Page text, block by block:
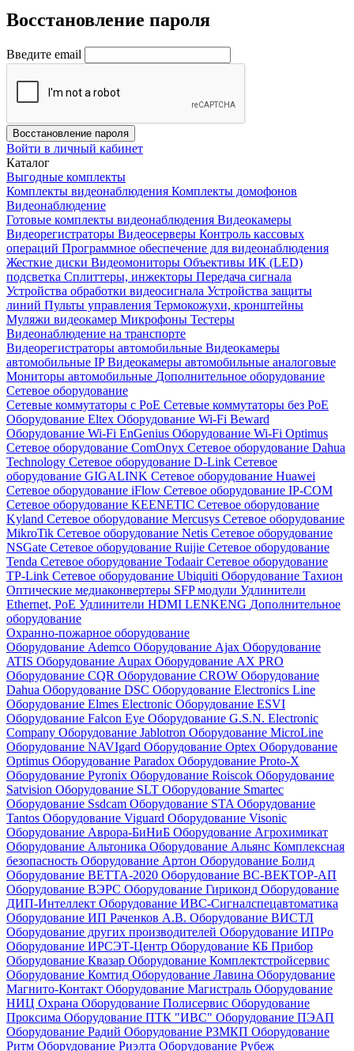
Восстановление пароля
Введите email
Восстановление пароля
Войти в личный кабинет
Каталог
Выгодные комплекты
Комплекты видеонаблюдения Комплекты домофонов
Видеонаблюдение
Готовые комплекты видеонаблюдения Видеокамеры
Видеорегистраторы Видеосерверы Контроль кассовых
операций Программное обеспечение для видеонаблюдения
Жесткие диски Видеомониторы Объективы ИК (LED)
подсветка Сплиттеры, инжекторы Передача сигнала
Устройства обработки видеосигнала Устройства защиты
линий Пульты управления Термокожухи, кронштейны
Муляжи видеокамер Микрофоны Тестеры
Видеонаблюдение на транспорте
Видеорегистраторы автомобильные Видеокамеры
автомобильные IPВидеокамеры автомобильные аналоговые
Мониторы автомобильные Дополнительное оборудование
Сетевое оборудование
Сетевые коммутаторы с РоЕ Сетевые коммутаторы без РоЕ
Оборудование Eltex Оборудование Wi-Fi Beward
Оборудование Wi-Fi EnGenius Оборудование Wi-Fi Optimus
Сетевое оборудование ComOnyx Сетевое оборудование Dahua
Technology Сетевое оборудование D-Link Сетевое
оборудование GIGALINK Сетевое оборудование Huawei
Сетевое оборудование iFlow Сетевое оборудование IP-COM
Сетевое оборудование KEENETIC Сетевое оборудование
Kyland Сетевое оборудование Mercusys Сетевое оборудование
MikroTik Сетевое оборудование Netis Сетевое оборудование
NSGate Сетевое оборудование Ruijie Сетевое оборудование
Tenda Сетевое оборудование TodaairСетевое оборудование
TP-Link Сетевое оборудование Ubiquiti Оборудование Тахион
Оптические медиаконвертеры SFP модули Удлинители
Ethernet, PoE Удлинители HDMI LENKENG Дополнительное
оборудование
Охранно-пожарное оборудование
Оборудование Ademco Оборудование Ajax Оборудование
ATIS Оборудование Aupax Оборудование AX PRO
Оборудование CQR Оборудование CROW Оборудование
Dahua Оборудование DSC Оборудование Electronics Line
Оборудование Elmes Electronic Оборудование ESVI
Оборудование Falcon Eye Оборудование G.S.N. Electronic
Company Оборудование Jablotron Оборудование MicroLine
Оборудование NAVIgard Оборудование Optex Оборудование
Optimus Оборудование Paradox Оборудование Proto-X
Оборудование Pyronix Оборудование Roiscok Оборудование
Satvision Оборудование SLT Оборудование Smartec
Оборудование Ssdcam Оборудование STA Оборудование
Tantos Оборудование Viguard Оборудование Visonic
Оборудование Аврора-БиНиБ Оборудование Агрохимикат
Оборудование Альтоника Оборудование Альянс Комплексная
безопасность Оборудование Артон Оборудование Болид
Оборудование ВЕТТА-2020 Оборудование ВС-ВЕКТОР-АП
Оборудование ВЭРС Оборудование Гириконд Оборудование
ДИП-Интеллект Оборудование ИВС-Сигналспецавтоматика
Оборудование ИП Раченков А.В. Оборудование ВИСТЛ
Оборудование других производителей Оборудование ИПРо
Оборудование ИРСЭТ-Центр Оборудование КБ Прибор
Оборудование Квазар Оборудование Комплектстройсервис
Оборудование Комтид Оборудование Лавина Оборудование
Магнито-Контакт Оборудование Магистраль Оборудование
НИЦ Охрана Оборудование Полисервис Оборудование
Проксима Оборудование ПТК "ИВС" Оборудование ПЭАП
Оборудование Радий Оборудование РЗМКП Оборудование
Ритм Оборудование Риэлта Оборудование Рубеж